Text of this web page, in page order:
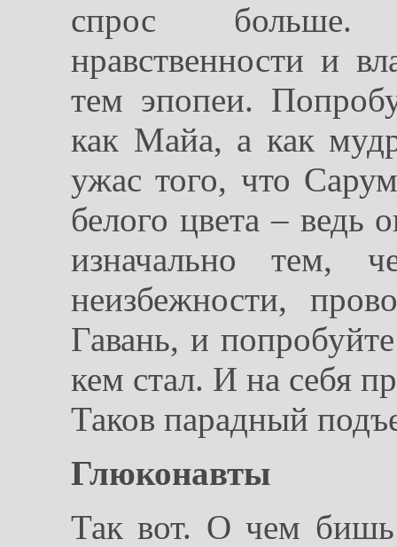
спрос больше.
нравственности и
тем эпопеи.
как Майа, а как
ужас того, что
белого цвета –
изначально тем,
неизбежности,
Гавань, и
кем стал. И на себя
Таков парадный
Глюконавты
Так вот. О чем